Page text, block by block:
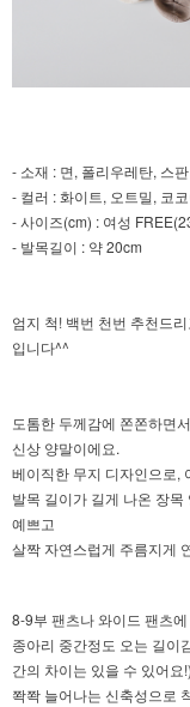
- 소재 : 면, 폴리우레탄, 스판
- 컬러 : 화이트, 오트밀, 코
- 사이즈(cm) : 여성
- 발목길이 : 약 20cm
엄지 척! 백번 천번 추천드
입니다^^
도톰한 두께감에 쫀쫀하면
신상 양말이에요.
베이직한 무지 디자인으로,
발목 길이가 길게 나온 장목
예쁘고
살짝 자연스럽게 주름지게
8-9부 팬츠나 와이드 팬츠
종아리 중간정도 오는 길이
간의 차이는 있을 수 있어요!)
쫙쫙 늘어나는 신축성으로